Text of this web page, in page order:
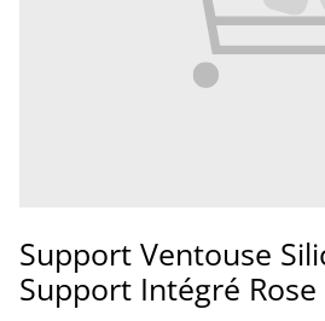
Support Ventouse
Support Intégré Rose